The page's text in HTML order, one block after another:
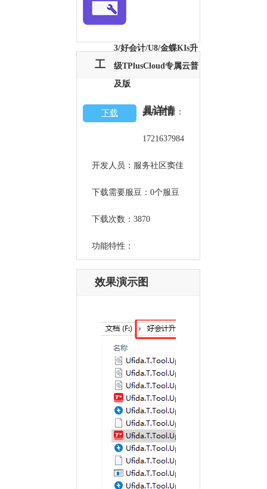
3/好会计/U8/金蝶KIs升
级TPlusCloud专属云普
及版
下载
工
具详情
最后更新：
1721637984
开发人员：服务社区窦佳
下载需要服豆：0个服豆
下载次数：3870
功能特性：
效果演示图